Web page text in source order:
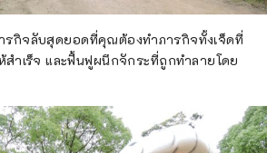
รกิจลับสุดยอดที่คุณต้องทำภารกิจทั้งเจ็ดที่
สำเร็จ และฟื้นฟูผนึกจักระที่ถูกทำลายโดย